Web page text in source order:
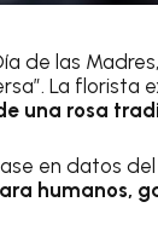
de las
La florista
una rosa
en datos del
humanos,